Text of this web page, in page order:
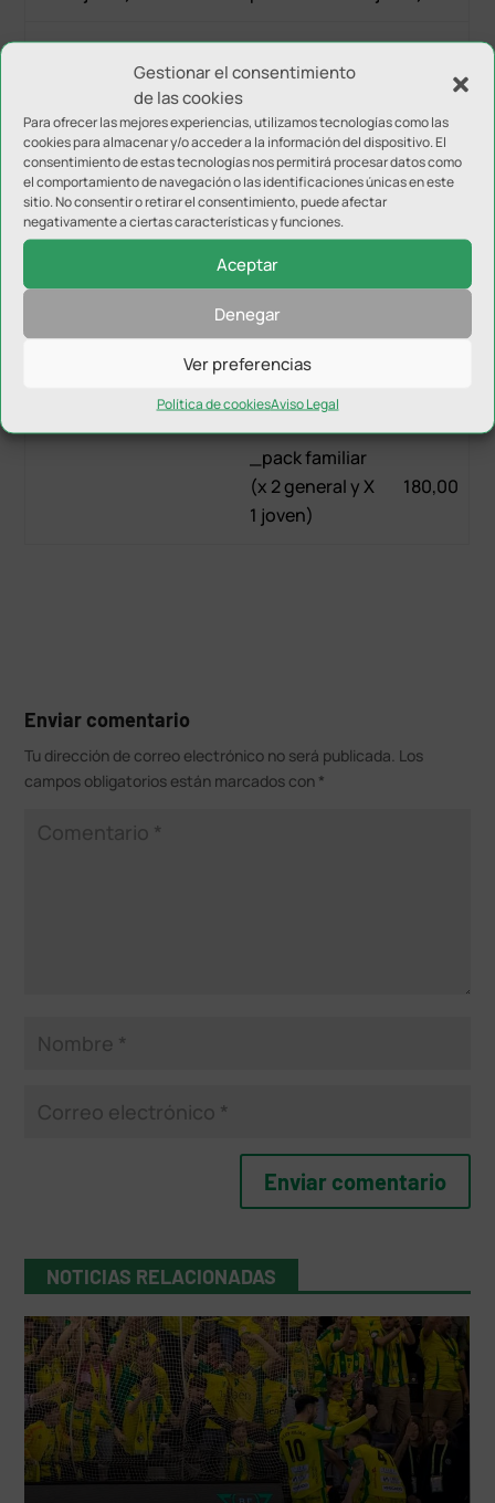
Gestionar el consentimiento
de las cookies
Para ofrecer las mejores experiencias, utilizamos tecnologías como las
cookies para almacenar y/o acceder a la información del dispositivo. El
consentimiento de estas tecnologías nos permitirá procesar datos como
el comportamiento de navegación o las identificaciones únicas en este
sitio. No consentir o retirar el consentimiento, puede afectar
negativamente a ciertas características y funciones.
Aceptar
Denegar
Ver preferencias
Política de cookiesAviso Legal
60,00
€
_general
90,00
_joven (de 11 a
18 años)
60,00
€
_joven (de 11 a
18 años)
75,00
€
_infantil
años)
gratis
_infantil (hasta
10 años)
_categoría
gratis
_categoría
base (hasta
juvenil)
_pack familiar
(x 2 general y X
1 joven)
180,00
Enviar comentario
Tu dirección de correo electrónico no será publicada. Los
campos obligatorios están marcados con *
NOTICIAS RELACIONADAS